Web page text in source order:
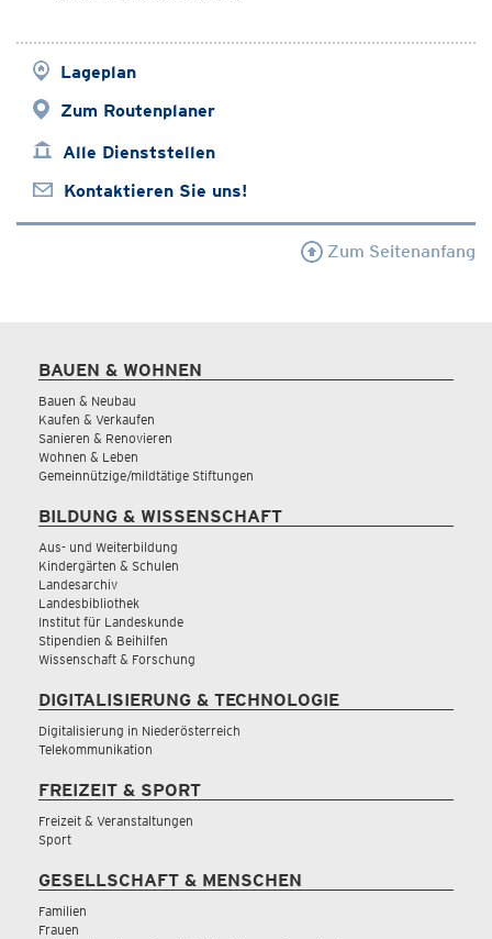
Lageplan
Zum Routenplaner
Alle Dienststellen
Kontaktieren Sie uns!
Zum Seitenanfang
BAUEN & WOHNEN
Bauen & Neubau
Kaufen & Verkaufen
Sanieren & Renovieren
Wohnen & Leben
Gemeinnützige/mildtätige Stiftungen
BILDUNG & WISSENSCHAFT
Aus- und Weiterbildung
Kindergärten & Schulen
Landesarchiv
Landesbibliothek
Institut für Landeskunde
Stipendien & Beihilfen
Wissenschaft & Forschung
DIGITALISIERUNG & TECHNOLOGIE
Digitalisierung in Niederösterreich
Telekommunikation
FREIZEIT & SPORT
Freizeit & Veranstaltungen
Sport
GESELLSCHAFT & MENSCHEN
Familien
Frauen